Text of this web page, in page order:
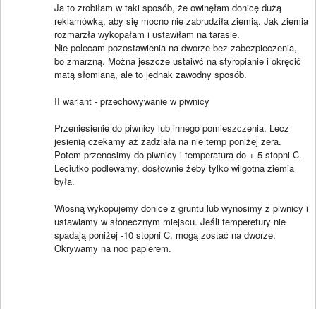
Ja to zrobiłam w taki sposób, że owinęłam donicę dużą
reklamówką, aby się mocno nie zabrudziła ziemią. Jak ziemia
rozmarzła wykopałam i ustawiłam na tarasie.
Nie polecam pozostawienia na dworze bez zabezpieczenia,
bo zmarzną. Można jeszcze ustaiwć na styropianie i okręcić
matą słomianą, ale to jednak zawodny sposób.
II wariant - przechowywanie w piwnicy
Przeniesienie do piwnicy lub innego pomieszczenia. Lecz
jesienią czekamy aż zadziała na nie temp poniżej zera.
Potem przenosimy do piwnicy i temperatura do + 5 stopni C.
Leciutko podlewamy, dosłownie żeby tylko wilgotna ziemia
była.
Wiosną wykopujemy donice z gruntu lub wynosimy z piwnicy i
ustawiamy w słonecznym miejscu. Jeśli temperetury nie
spadają poniżej -10 stopni C, mogą zostać na dworze.
Okrywamy na noc papierem.